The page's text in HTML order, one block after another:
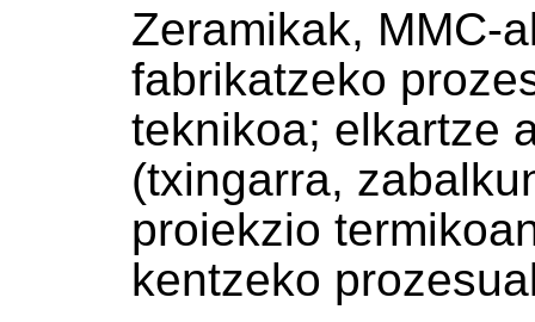
Zeramikak, MMC-
fabrikatzeko
teknikoa; elkartze
(txingarra,
proiekzio
kentzeko